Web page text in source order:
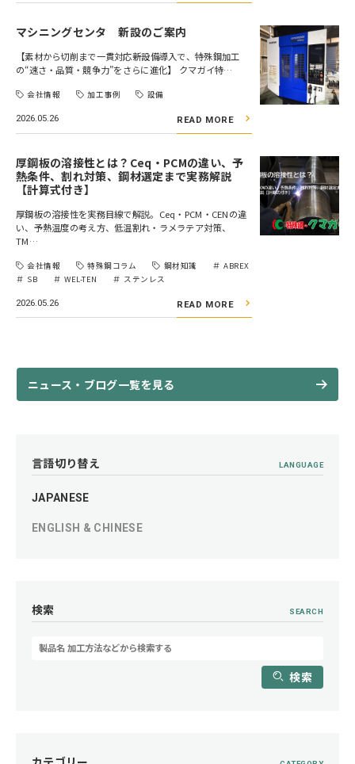
マシニングセンタ 新設のご案内
【素材から切削まで一貫対応――新設備導入で、特殊鋼加工
の“速さ・品質・競争力”をさらに進化】 クマガイ特…
会社情報 加工事例 設備
2026.05.26 READ MORE
厚鋼板の溶接性とは？Ceq・PCMの違い、予
熱条件、割れ対策、鋼材選定まで実務解説
【計算式付き】
厚鋼板の溶接性を実務目線で解説。Ceq・PCM・CENの違
い、予熱温度の考え方、低温割れ・ラメラテア対策、
TM…
会社情報 特殊鋼コラム 鋼材知識
ABREX
SB
WEL-TEN ステンレス
2026.05.26 READ MORE
ニュース・ブログ一覧を見る
言語切り替え LANGUAGE
JAPANESE
ENGLISH & CHINESE
検索 SEARCH
検索